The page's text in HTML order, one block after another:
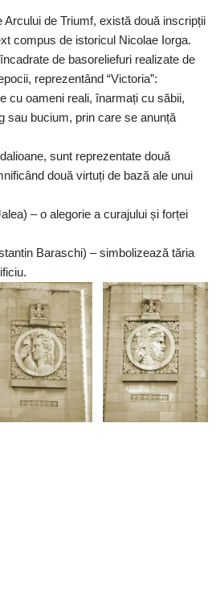
Arcului de Triumf, există două inscripții
compus de istoricul Nicolae Iorga.
de basoreliefuri realizate de
reprezentând “Victoria”:
cu oameni reali, înarmați cu săbii,
sau bucium, prin care se anunță
sunt reprezentate două
două virtuți de bază ale unui
– o alegorie a curajului și forței
Baraschi) – simbolizează tăria